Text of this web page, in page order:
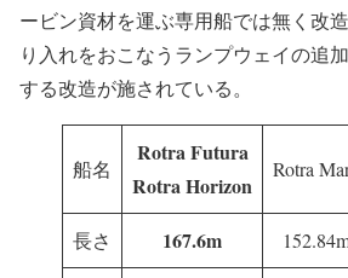
ービン資材を運ぶ専用船では無く改
り入れをおこなうランプウェイの追
する改造が施されている。
船名
Rotra Futura
Rotra Horizon
Rotra
長さ 167.6m